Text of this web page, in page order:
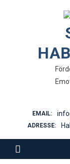
EMAIL:
ADRESSE: